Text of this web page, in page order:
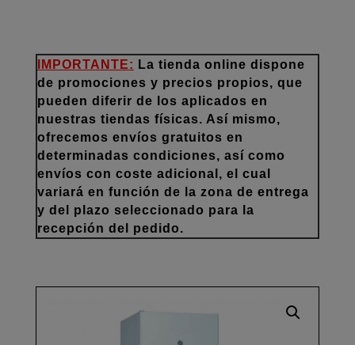
IMPORTANTE: La tienda online dispone
de promociones y precios propios, que
pueden diferir de los aplicados en
nuestras tiendas físicas. Así mismo,
ofrecemos envíos gratuitos en
determinadas condiciones, así como
envíos con coste adicional, el cual
variará en función de la zona de entrega
y del plazo seleccionado para la
recepción del pedido.